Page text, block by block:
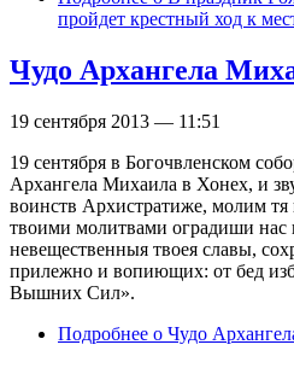
пройдет крестный ход к
Чудо Архангела
19 сентября 2013 — 11:51
19 сентября в Богочвленском
Архангела Михаила в Хонех, и
воинств Архистратиже, молим
твоими молитвами оградиши нас
невещественныя твоея славы,
прилежно и вопиющих: от бед
Вышних Сил».
Подробнее о Чудо